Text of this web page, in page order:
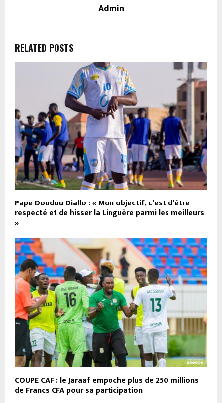
Admin
RELATED POSTS
Pape Doudou Diallo : « Mon objectif, c’est d’être
respecté et de hisser la Linguère parmi les meilleurs
»
COUPE CAF : le Jaraaf empoche plus de 250 millions
de Francs CFA pour sa participation